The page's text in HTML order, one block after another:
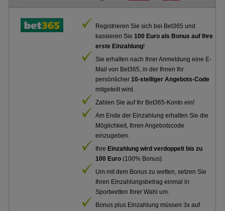
Registrieren Sie sich bei Bet365 und
kassieren Sie100 Euro als Bonus auf Ihre
erste Einzahlung!
Sie erhalten nach Ihrer Anmeldung eine E-
Mail von Bet365, in der Ihnen Ihr
persönlicher10-stelliger Angebots-Code
mitgeteilt wird.
Zahlen Sie auf Ihr Bet365-Konto ein!
Am Ende der Einzahlung erhalten Sie die
Möglichkeit, Ihren Angebotscode
einzugeben.
Ihre Einzahlung wird verdoppelt bis zu
100 Euro (100% Bonus).
Um mit dem Bonus zu wetten, setzen Sie
Ihren Einzahlungsbetrag einmal in
Sportwetten Ihrer Wahl um.
Bonus plus Einzahlung müssen 3x auf